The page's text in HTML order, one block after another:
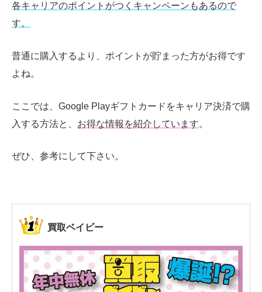
各キャリアのポイントがつくキャンペーンもあるので
す。
普通に購入するより、ポイントが貯まった方がお得です
よね。
ここでは、Google Playギフトカードをキャリア決済で購
入する方法と、 お得な情報を紹介しています。
ぜひ、参考にして下さい。
買取ベイビー